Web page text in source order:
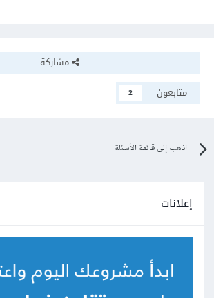
مشاركة
متابعون
2
اذهب إلى قائمة الأسئلة
إعلانات